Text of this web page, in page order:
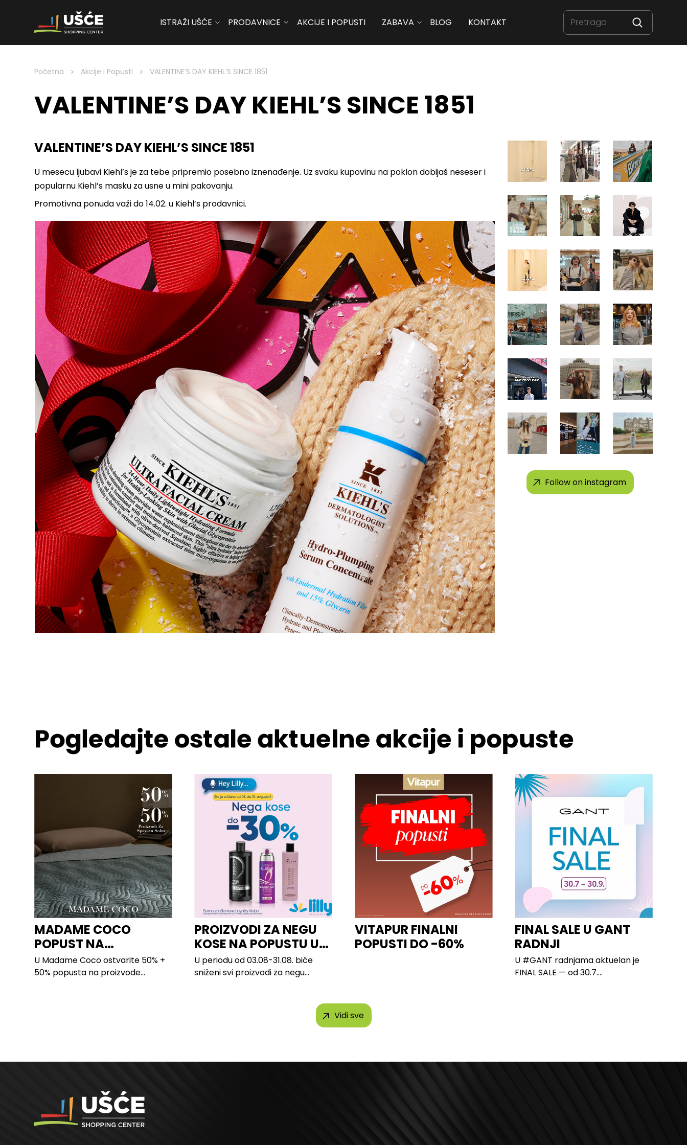
Skip to content
ISTRAŽI UŠĆE PRODAVNICE AKCIJE I POPUSTI ZABAVA BLOG KONTAKT
Početna > Akcije i Popusti > VALENTINE’S DAY KIEHL’S SINCE 1851
VALENTINE’S DAY KIEHL’S SINCE 1851
Follow on instagram
VALENTINE’S DAY KIEHL’S SINCE 1851
U mesecu ljubavi Kiehl’s je za tebe pripremio posebno iznenađenje. Uz svaku kupovinu na poklon dobijaš neseser i
popularnu Kiehl’s masku za usne u mini pakovanju.
Promotivna ponuda važi do 14.02. u Kiehl’s prodavnici.
Pogledajte ostale aktuelne akcije i popuste
MADAME COCO
POPUST NA
PROIZVODE ZA
SPAVAĆU SOBU
U Madame Coco ostvarite 50% +
50% popusta na proizvode...
PROIZVODI ZA NEGU
KOSE NA POPUSTU U
LILLY
U periodu od 03.08-31.08. biće
sniženi svi proizvodi za negu
VITAPUR FINALNI
POPUSTI DO -60%
FINAL SALE U GANT
RADNJI
U #GANT radnjama aktuelan je
FINAL SALE — od 30.7....
Vidi sve